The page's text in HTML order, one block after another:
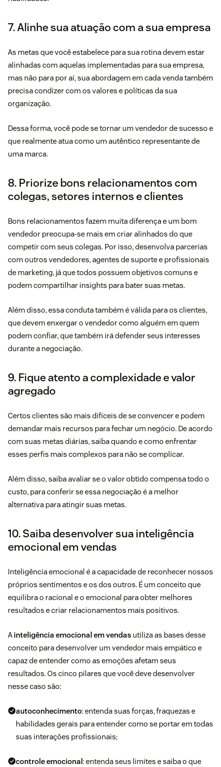
7. Alinhe sua atuação com a sua empresa
As metas que você estabelece para sua rotina devem estar
alinhadas com aquelas implementadas para sua empresa,
mas não para por aí, sua abordagem em cada venda também
precisa condizer com os valores e políticas da sua
organização.
Dessa forma, você pode se tornar um vendedor de sucesso e
que realmente atua como um autêntico representante de
uma marca.
8. Priorize bons relacionamentos com
colegas, setores internos e clientes
Bons relacionamentos fazem muita diferença e um bom
vendedor preocupa-se mais em criar alinhados do que
competir com seus colegas. Por isso, desenvolva parcerias
com outros vendedores, agentes de suporte e profissionais
de marketing, já que todos possuem objetivos comuns e
podem compartilhar insights para bater suas metas.
Além disso, essa conduta também é válida para os clientes,
que devem enxergar o vendedor como alguém em quem
podem confiar, que também irá defender seus interesses
durante a negociação.
9. Fique atento a complexidade e valor
agregado
Certos clientes são mais difíceis de se convencer e podem
demandar mais recursos para fechar um negócio. De acordo
com suas metas diárias, saiba quando e como enfrentar
esses perfis mais complexos para não se complicar.
Além disso, saiba avaliar se o valor obtido compensa todo o
custo, para conferir se essa negociação é a melhor
alternativa para atingir suas metas.
10. Saiba desenvolver sua inteligência
emocional em vendas
Inteligência emocional é a capacidade de reconhecer nossos
próprios sentimentos e os dos outros. É um conceito que
equilibra o racional e o emocional para obter melhores
resultados e criar relacionamentos mais positivos.
A inteligência emocional em vendas utiliza as bases desse
conceito para desenvolver um vendedor mais empático e
capaz de entender como as emoções afetam seus
resultados. Os cinco pilares que você deve desenvolver
nesse caso são:
autoconhecimento: entenda suas forças, fraquezas e
habilidades gerais para entender como se portar em todas
suas interações profissionais;
controle emocional : entenda seus limites e saiba o que